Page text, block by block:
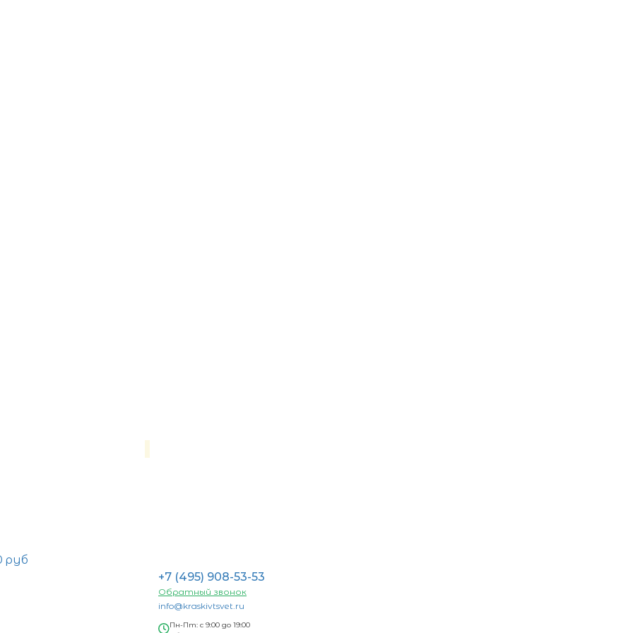
руб
+7 (495) 908-53-53
Обратный звонок
info@kraskivtsvet.ru
Пн-Пт: с 9:00 до 19:00